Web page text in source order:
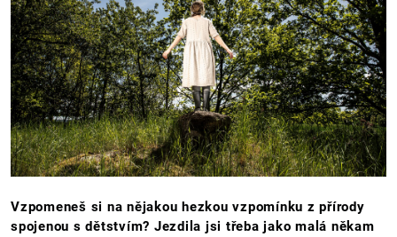
Vzpomeneš si na nějakou hezkou vzpomínku z přírody
spojenou s dětstvím? Jezdila jsi třeba jako malá někam